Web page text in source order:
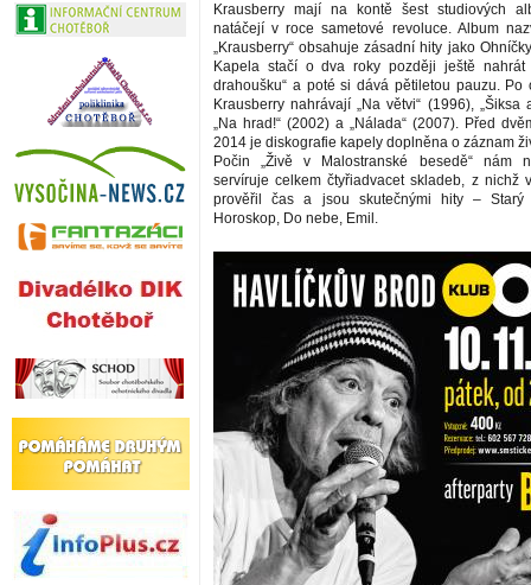
Krausberry mají na kontě šest studiových
natáčejí v roce sametové revoluce. Album
„Krausberry“ obsahuje zásadní hity jako
Kapela stačí o dva roky později ještě nahrát
drahoušku“ a poté si dává pětiletou pauzu. Po
Krausberry nahrávají „Na větvi“ (1996), „Šiksa
„Na hrad!“ (2002) a „Nálada“ (2007). Před
2014 je diskografie kapely doplněna o záznam
Počin „Živě v Malostranské besedě“ nám
servíruje celkem čtyřiadvacet skladeb, z nichž
prověřil čas a jsou skutečnými hity – Starý
Horoskop, Do nebe, Emil.